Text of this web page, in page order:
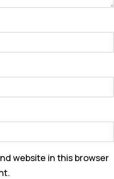
website in this browser